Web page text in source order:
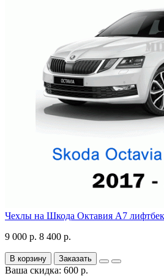
Чехлы на Шкода Октавия А7 лифтбек
9 000 р. 8 400 р.
В корзину Заказать
Ваша скидка: 600 р.